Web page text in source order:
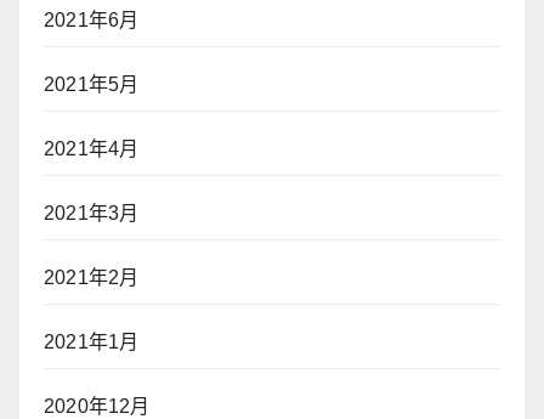
2021年6月
2021年5月
2021年4月
2021年3月
2021年2月
2021年1月
2020年12月